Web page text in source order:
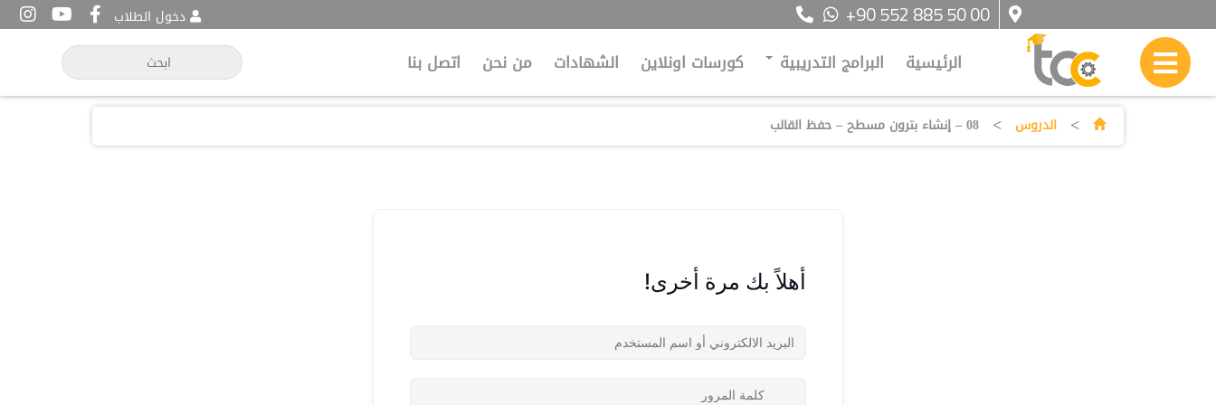
+90 552 885 50 00 دخول الطلاب
الرئيسية البرامج التدريبية كورسات اونلاين الشهادات من نحن اتصل بنا
> الدروس > 08 – إنشاء بترون مسطح – حفظ القالب
أهلاً بك مرة أخرى!